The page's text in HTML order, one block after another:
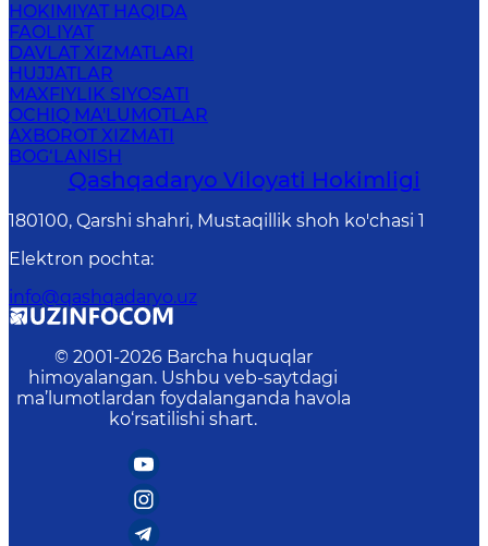
HOKIMIYAT HAQIDA
FAOLIYAT
DAVLAT XIZMATLARI
HUJJATLAR
MAXFIYLIK SIYOSATI
OCHIQ MA'LUMOTLAR
AXBOROT XIZMATI
BOG‘LANISH
Qashqadaryo Viloyati Hоkimligi
180100, Qаrshi shаhri, Mustаqillik shoh ko'chasi 1
Elektron pochta:
info@qashqadaryo.uz
© 2001-2026 Barcha huquqlar
himoyalangan. Ushbu veb-saytdagi
ma’lumotlardan foydalanganda havola
ko‘rsatilishi shart.